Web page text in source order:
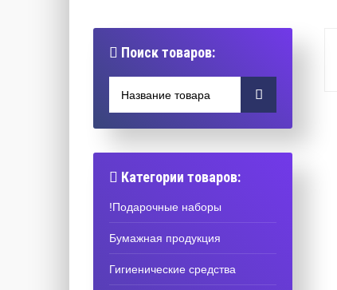
Поиск товаров:
Категории товаров:
!Подарочные наборы
Бумажная продукция
Гигиенические средства